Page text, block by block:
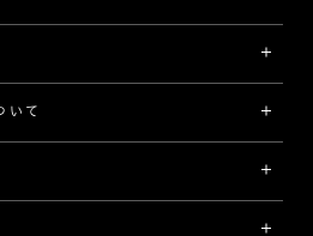
グ）
ップ
いて
いて